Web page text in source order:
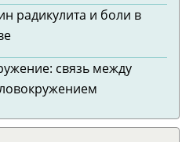
радикулита и боли в
связь между